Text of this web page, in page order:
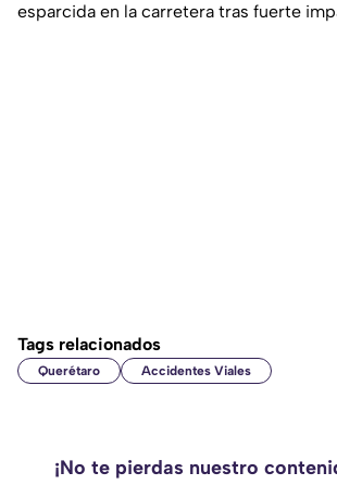
esparcida en la carretera tras fuerte
Tags relacionados
Querétaro Accidentes Viales
¡No te pierdas nuestro